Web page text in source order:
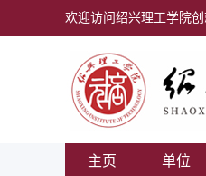
欢迎访问绍兴理工学院创
主页 单位